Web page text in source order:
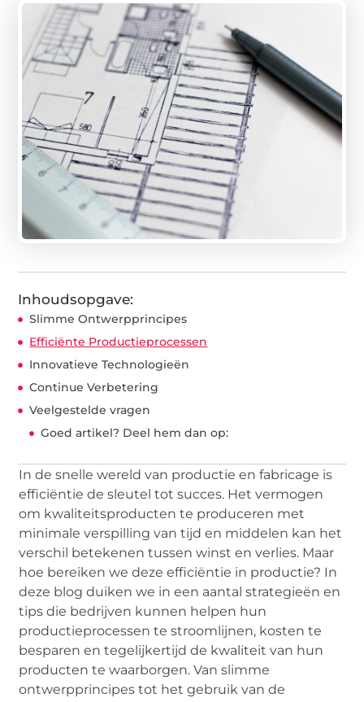
Inhoudsopgave:
Slimme Ontwerpprincipes
Efficiënte Productieprocessen
Innovatieve Technologieën
Continue Verbetering
Veelgestelde vragen
Goed artikel? Deel hem dan op:
In de snelle wereld van productie en fabricage is
efficiëntie de sleutel tot succes. Het vermogen
om kwaliteitsproducten te produceren met
minimale verspilling van tijd en middelen kan het
verschil betekenen tussen winst en verlies. Maar
hoe bereiken we deze efficiëntie in productie? In
deze blog duiken we in een aantal strategieën en
tips die bedrijven kunnen helpen hun
productieprocessen te stroomlijnen, kosten te
besparen en tegelijkertijd de kwaliteit van hun
producten te waarborgen. Van slimme
ontwerpprincipes tot het gebruik van de